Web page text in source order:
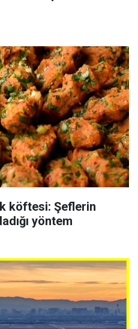
köftesi: Şeflerin
yöntem